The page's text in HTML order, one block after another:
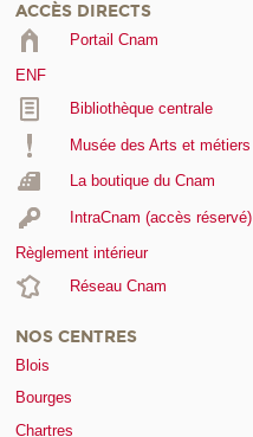
ACCÈS DIRECTS
Portail Cnam
ENF
Bibliothèque centrale
Musée des Arts et métiers
La boutique du Cnam
IntraCnam (accès réservé)
Règlement intérieur
Réseau Cnam
NOS CENTRES
Blois
Bourges
Chartres